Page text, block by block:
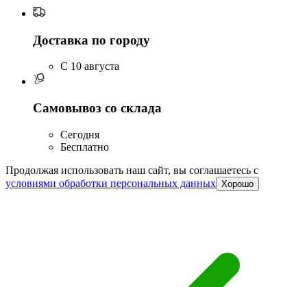
Доставка по городу
C 10 августа
Самовывоз со склада
Сегодня
Бесплатно
Продолжая использовать наш сайт, вы соглашаетесь c
условиями обработки персональных данных Хорошо